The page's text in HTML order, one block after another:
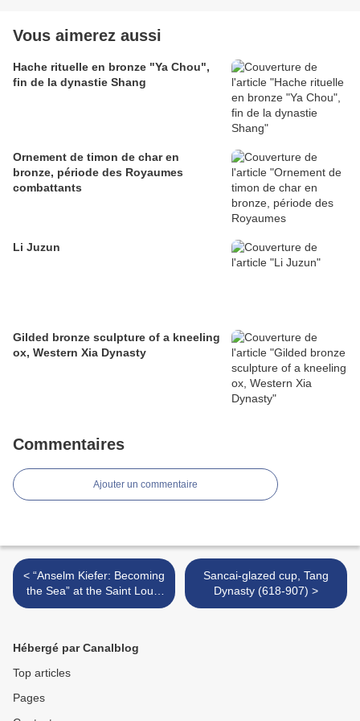
Vous aimerez aussi
Hache rituelle en bronze "Ya Chou",
fin de la dynastie Shang
Ornement de timon de char en
bronze, période des Royaumes
combattants
Li Juzun
Gilded bronze sculpture of a kneeling
ox, Western Xia Dynasty
Commentaires
Ajouter un commentaire
< “Anselm Kiefer: Becoming
the Sea” at the Saint Louis
Art Museum
Sancai-glazed cup, Tang
Dynasty (618-907) >
Hébergé par Canalblog
Top articles
Pages